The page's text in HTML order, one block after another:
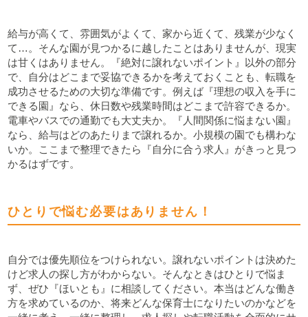
給与が高くて、雰囲気がよくて、家から近くて、残業が少なく
て…。そんな園が見つかるに越したことはありませんが、現実
は甘くはありません。『絶対に譲れないポイント』以外の部分
で、自分はどこまで妥協できるかを考えておくことも、転職を
成功させるための大切な準備です。例えば『理想の収入を手に
できる園』なら、休日数や残業時間はどこまで許容できるか。
電車やバスでの通勤でも大丈夫か。『人間関係に悩まない園』
なら、給与はどのあたりまで譲れるか。小規模の園でも構わな
いか。ここまで整理できたら『自分に合う求人』がきっと見つ
かるはずです。
ひとりで悩む必要はありません！
自分では優先順位をつけられない。譲れないポイントは決めた
けど求人の探し方がわからない。そんなときはひとりで悩ま
ず、ぜひ『ほいとも』に相談してください。本当はどんな働き
方を求めているのか、将来どんな保育士になりたいのかなどを